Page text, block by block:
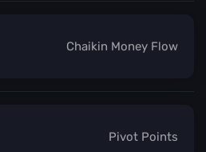
Chaikin Money Flow
Pivot Points